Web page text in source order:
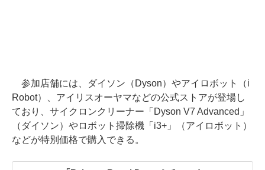
参加店舗には、ダイソン（Dyson）やアイロボット（i
Robot）、アイリスオーヤマなどの公式ストアが登場し
ており、サイクロンクリーナー「Dyson V7 Advanced」
（ダイソン）やロボット掃除機「i3+」（アイロボット）
などが特別価格で購入できる。